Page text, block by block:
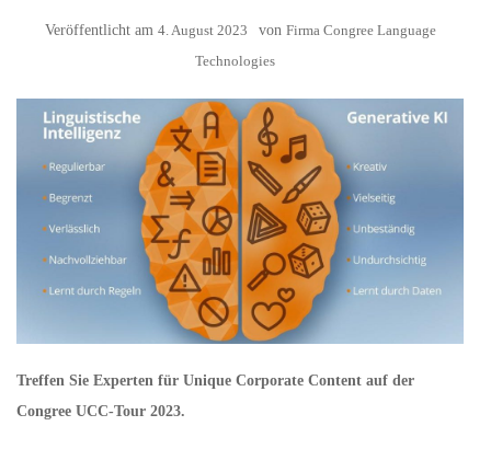
Veröffentlicht am 4. August 2023 von Firma Congree Language
Technologies
Treffen Sie Experten für Unique Corporate Content auf der
Congree UCC-Tour 2023.